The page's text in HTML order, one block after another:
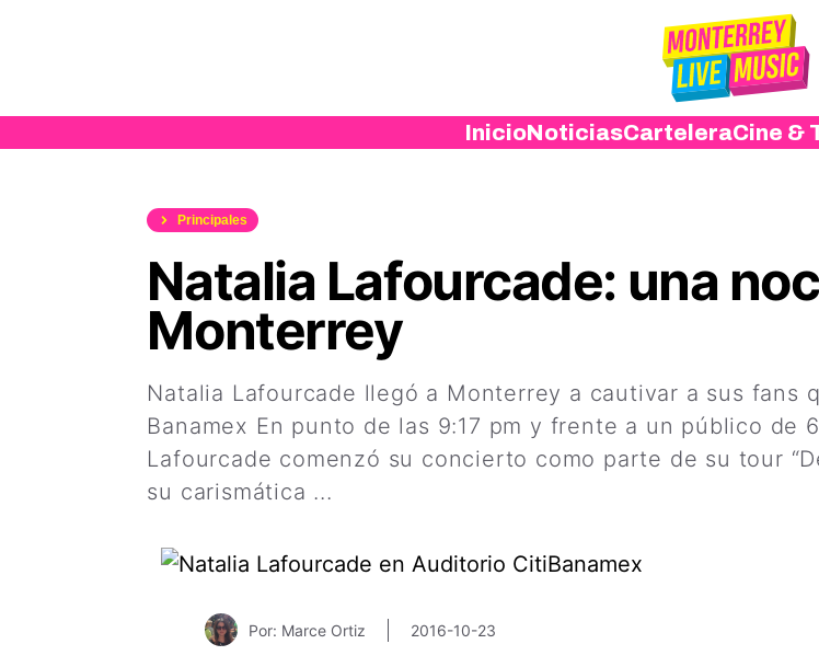
InicioNoticiasCarteleraCine &
Principales
Natalia Lafourcade: una
Monterrey
Natalia Lafourcade llegó a Monterrey a cautivar a sus fans
Banamex En punto de las 9:17 pm y frente a un público de
Lafourcade comenzó su concierto como parte de su tour
su carismática ...
Por: Marce Ortiz 2016-10-23